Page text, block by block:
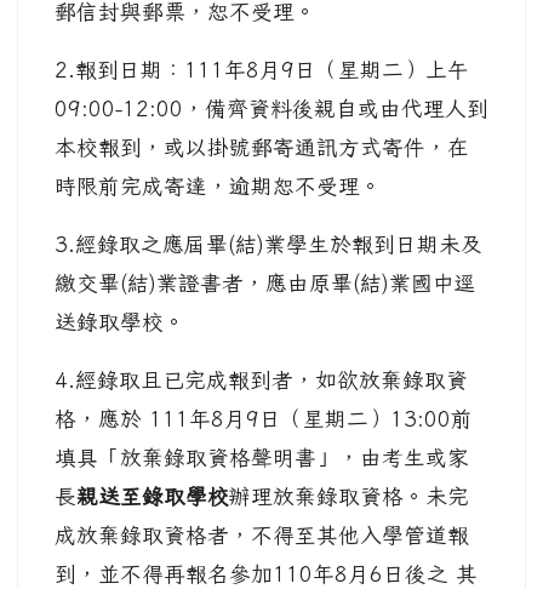
郵信封與郵票，恕不受理。
2.報到日期：111年8月9日（星期二）上午
09:00-12:00，備齊資料後親自或由代理人到
本校報到，或以掛號郵寄通訊方式寄件，在
時限前完成寄達，逾期恕不受理。
3.經錄取之應屆畢(結)業學生於報到日期未及
繳交畢(結)業證書者，應由原畢(結)業國中逕
送錄取學校。
4.經錄取且已完成報到者，如欲放棄錄取資
格，應於 111年8月9日（星期二）13:00前
填具「放棄錄取資格聲明書」，由考生或家
長親送至錄取學校辦理放棄錄取資格。未完
成放棄錄取資格者，不得至其他入學管道報
到，並不得再報名參加110年8月6日後之 其